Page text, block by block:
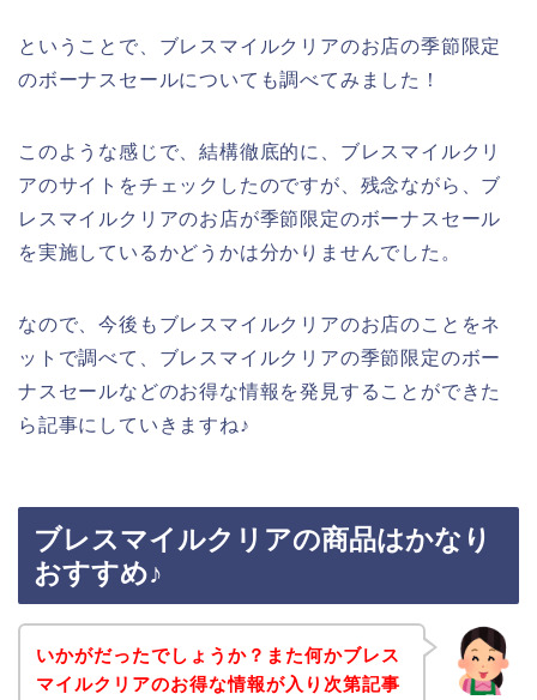
ということで、ブレスマイルクリアのお店の季節限定
のボーナスセールについても調べてみました！
このような感じで、結構徹底的に、ブレスマイルクリ
アのサイトをチェックしたのですが、残念ながら、ブ
レスマイルクリアのお店が季節限定のボーナスセール
を実施しているかどうかは分かりませんでした。
なので、今後もブレスマイルクリアのお店のことをネ
ットで調べて、ブレスマイルクリアの季節限定のボー
ナスセールなどのお得な情報を発見することができた
ら記事にしていきますね♪
ブレスマイルクリアの商品はかなり
おすすめ♪
いかがだったでしょうか？また何かブレス
マイルクリアのお得な情報が入り次第記事